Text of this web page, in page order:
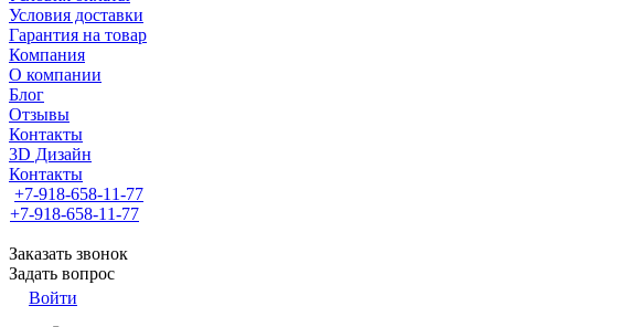
Условия доставки
Гарантия на товар
Компания
О компании
Блог
Отзывы
Контакты
3D Дизайн
Контакты
+7-918-658-11-77
+7-918-658-11-77
Заказать звонок
Задать вопрос
Войти